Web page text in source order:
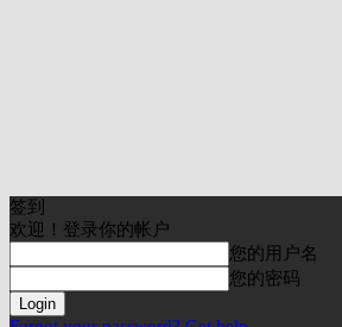
签到
欢迎！登录你的帐户
您的用户名
您的密码